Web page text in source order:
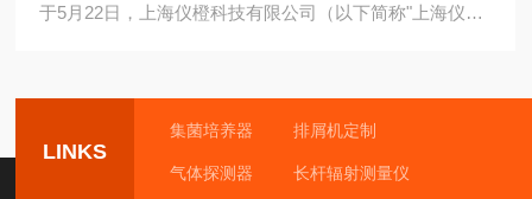
于5月22日，上海仪橙科技有限公司（以下简称"上海仪
权负责LUYOR旗下手持式荧光蛋白激发光源（LUYOR-
3415系列）、台式荧光蛋白激发光源及体视显微镜荧光适
配器（LUYOR-3421系列）、紫外透射台（LUV系列）等
产品在华东及全国生命科学领域的市场推广、技术支持与
LINKS
集菌培养器 排屑机定制
气体探测器 长杆辐射测量仪